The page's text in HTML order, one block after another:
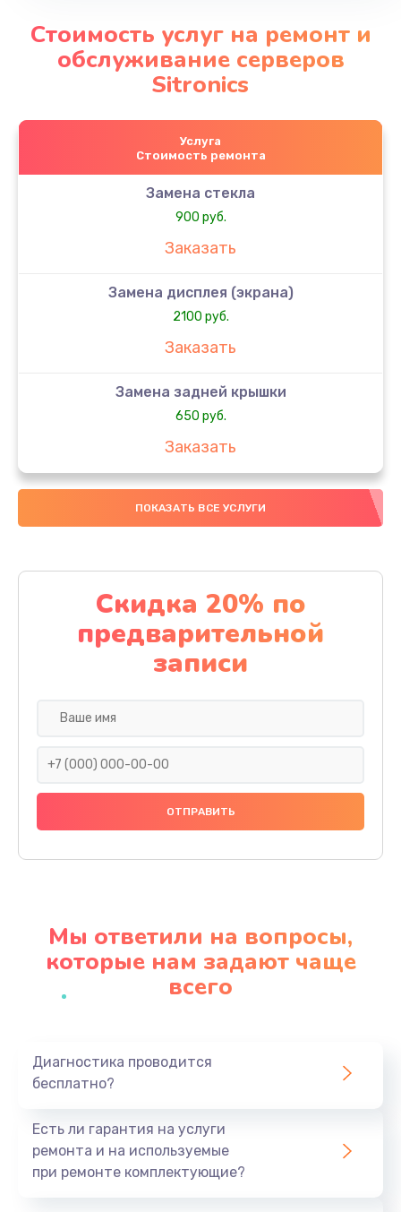
Стоимость услуг на ремонт и
обслуживание серверов
Sitronics
Услуга
Стоимость ремонта
Замена стекла
900 руб.
Заказать
Замена дисплея (экрана)
2100 руб.
Заказать
Замена задней крышки
650 руб.
Заказать
Замена аккумулятора
4000 руб.
Замена материнской платы
1100 руб.
Заказать
Замена праймера
1000 руб.
Заказать
Профилактическая чистка
Заказать
ПОКАЗАТЬ ВСЕ УСЛУГИ
Скидка 20% по
предварительной
записи
Мы ответили на вопросы,
которые нам задают чаще
всего
Диагностика проводится
бесплатно?
Есть ли гарантия на услуги
ремонта и на используемые
при ремонте комплектующие?